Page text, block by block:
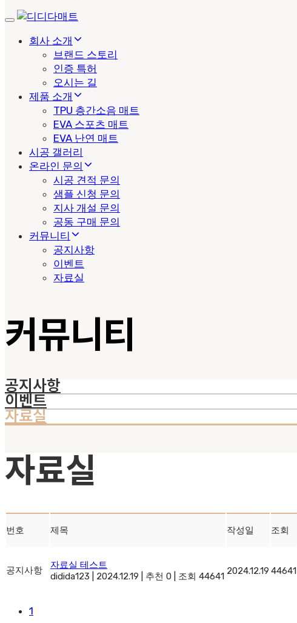
Toggle
navigation
회사 소개
브랜드 스토리
인증 특허
오시는 길
제품 소개
TPU 층간소음 매트
EVA 스포츠 매트
EVA 난연 매트
시공 갤러리
온라인 문의
시공 견적 문의
샘플 신청 문의
지사 개설 문의
공동 구매 문의
커뮤니티
공지사항
이벤트
자료실
커뮤니티
공지사항
이벤트
자료실
자료실
번호 제목 작성일 조회
공지사항
자료실 테스트
didida123
2024.12.19 추천 0 조회 44641 2024.12.19 44641
1